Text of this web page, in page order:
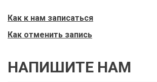
Как к нам записаться
Как отменить запись
НАПИШИТЕ НАМ